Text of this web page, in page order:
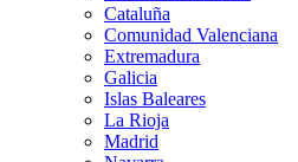
Cataluña
Comunidad Valenciana
Extremadura
Galicia
Islas Baleares
La Rioja
Madrid